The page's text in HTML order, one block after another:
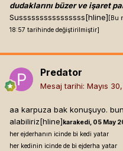
dudaklarını büzer ve işaret
Sussssssssssssssss[hline] [Bu
18:57 tarihinde değiştirilmiştir]
Predator
Mesaj tarihi: Mayıs
aa karpuza bak konuşuyo.
alabiliriz[hline] karakedi, 05 May
her ejderhanın icinde bi kedi yatar
her kedinin icinde de bi ejderha yatar